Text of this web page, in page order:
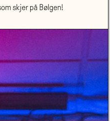
Slettahjell Kvartett
skjer på Bølgen!